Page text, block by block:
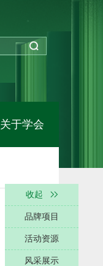
关于学会
收起
品牌项目
活动资源
风采展示